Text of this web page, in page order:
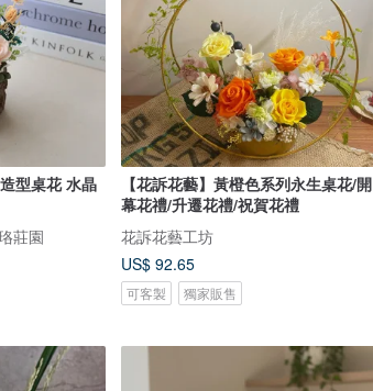
型桌花 水晶
莊園
【花訴花藝】黃橙色系列永生桌花/開
幕花禮/升遷花禮/祝賀花禮
花訴花藝工坊
US$ 92.65
可客製 獨家販售